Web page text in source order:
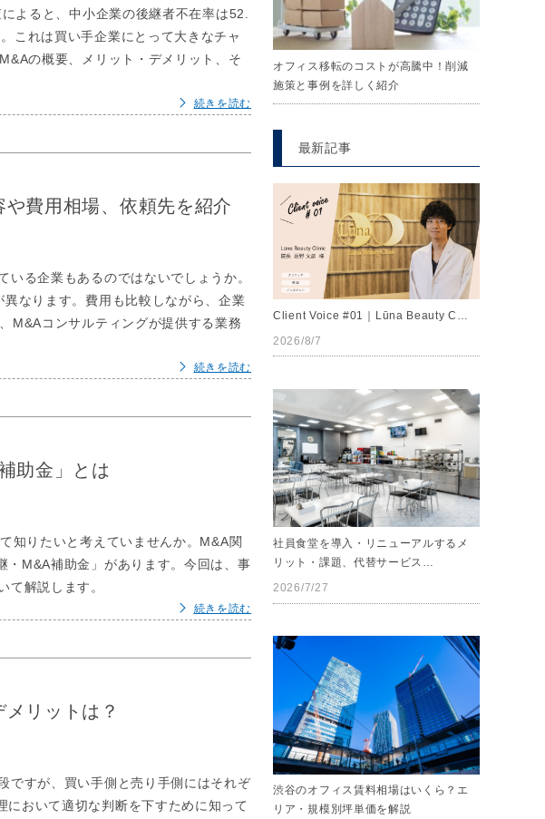
よると、中小企業の後継者不在率は52.
これは買い手企業にとって大きなチャ
の概要、メリット・デメリット、そ
続きを読む
費用相場、依頼先を紹介
る企業もあるのではないでしょうか。
なります。費用も比較しながら、企業
M&Aコンサルティングが提供する業務
続きを読む
助金」とは
知りたいと考えていませんか。M&A関
・M&A補助金」があります。今回は、事
て解説します。
続きを読む
リットは？
ですが、買い手側と売り手側にはそれぞ
おいて適切な判断を下すために知って
オフィス移転のコストが高騰中！削減
施策と事例を詳しく紹介
最新記事
Client Voice #01｜Lūna Beauty C…
2026/8/7
社員食堂を導入・リニューアルするメ
リット・課題、代替サービス…
2026/7/27
渋谷のオフィス賃料相場はいくら？エ
リア・規模別坪単価を解説